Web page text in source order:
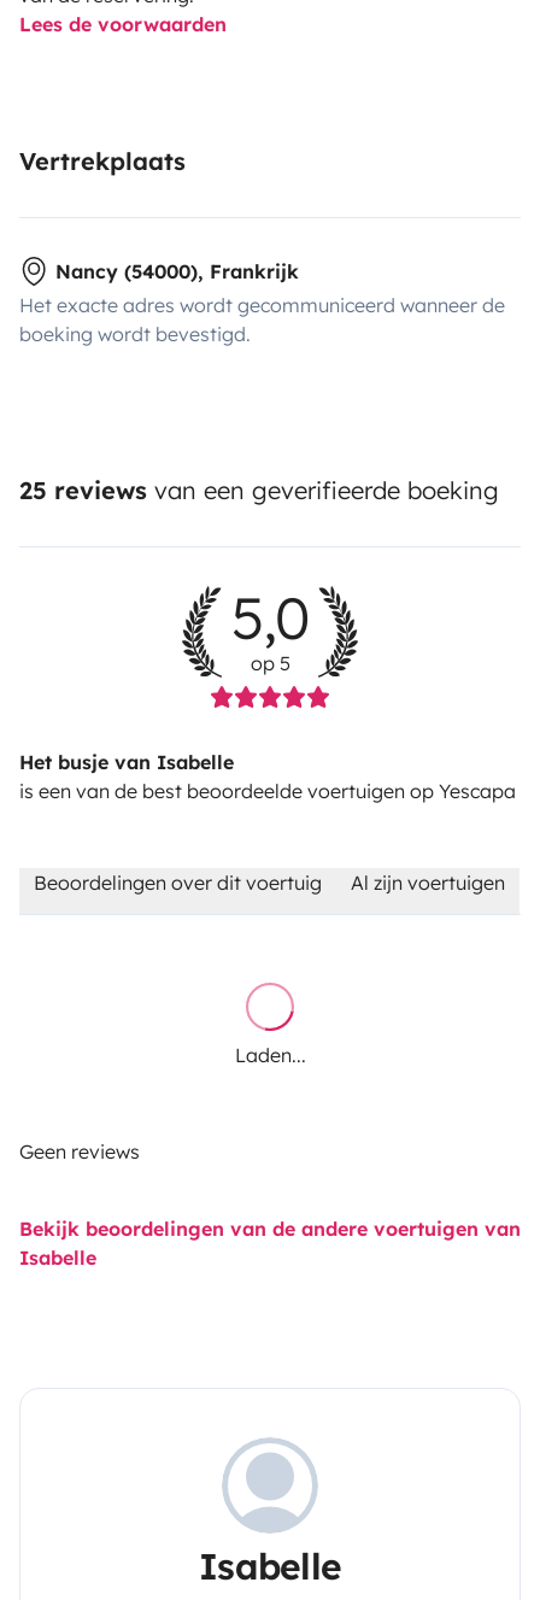
Lees de voorwaarden
Vertrekplaats
Nancy (54000), Frankrijk
Het exacte adres wordt gecommuniceerd wanneer de
boeking wordt bevestigd.
25 reviews van een geverifieerde boeking
5,0
op 5
Het busje van Isabelle
is een van de best beoordeelde voertuigen op Yescapa
Beoordelingen over dit voertuig Al zijn voertuigen
Laden...
Geen reviews
Bekijk beoordelingen van de andere voertuigen van
Isabelle
Isabelle